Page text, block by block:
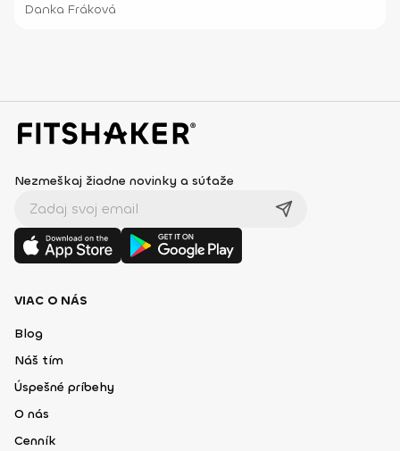
Danka Fráková
Nezmeškaj žiadne novinky a súťaže
VIAC O NÁS
Blog
Náš tím
Úspešné príbehy
O nás
Cenník